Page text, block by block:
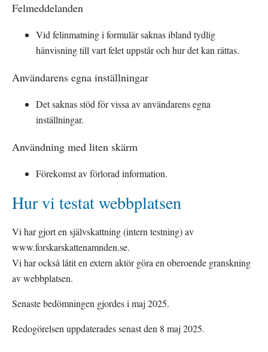
Felmeddelanden
Vid felinmatning i formulär saknas ibland tydlig
hänvisning till vart felet uppstår och hur det kan rättas.
Användarens egna inställningar
Det saknas stöd för vissa av användarens egna
inställningar.
Användning med liten skärm
Förekomst av förlorad information.
Hur vi testat webbplatsen
Vi har gjort en självskattning (intern testning) av
www.forskarskattenamnden.se.
Vi har också låtit en extern aktör göra en oberoende granskning
av webbplatsen.
Senaste bedömningen gjordes i maj 2025.
Redogörelsen uppdaterades senast den 8 maj 2025.